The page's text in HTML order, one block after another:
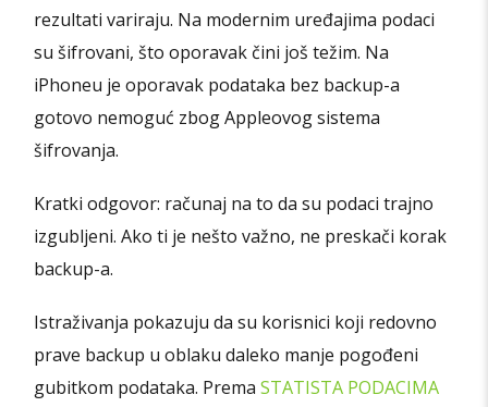
rezultati variraju. Na modernim uređajima podaci
su šifrovani, što oporavak čini još težim. Na
iPhoneu je oporavak podataka bez backup-a
gotovo nemoguć zbog Appleovog sistema
šifrovanja.
Kratki odgovor: računaj na to da su podaci trajno
izgubljeni. Ako ti je nešto važno, ne preskači korak
backup-a.
Istraživanja pokazuju da su korisnici koji redovno
prave backup u oblaku daleko manje pogođeni
gubitkom podataka. Prema STATISTA PODACIMA